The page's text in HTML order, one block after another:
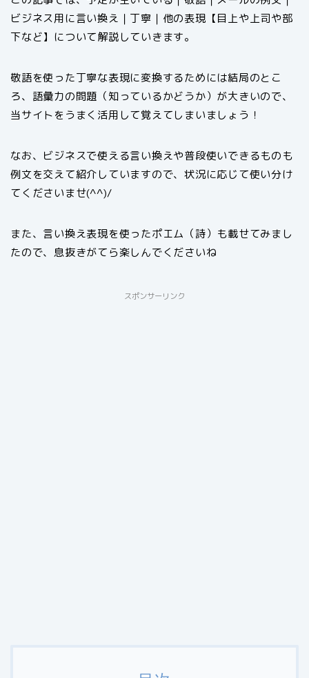
ビジネス用に言い換え｜丁寧｜他の表現【目上や上司や部
下など】について解説していきます。
敬語を使った丁寧な表現に変換するためには結局のとこ
ろ、語彙力の問題（知っているかどうか）が大きいので、
当サイトをうまく活用して覚えてしまいましょう！
なお、ビジネスで使える言い換えや普段使いできるものも
例文を交えて紹介していますので、状況に応じて使い分け
てくださいませ(^^)/
また、言い換え表現を使ったポエム（詩）も載せてみまし
たので、息抜きがてら楽しんでくださいね
スポンサーリンク